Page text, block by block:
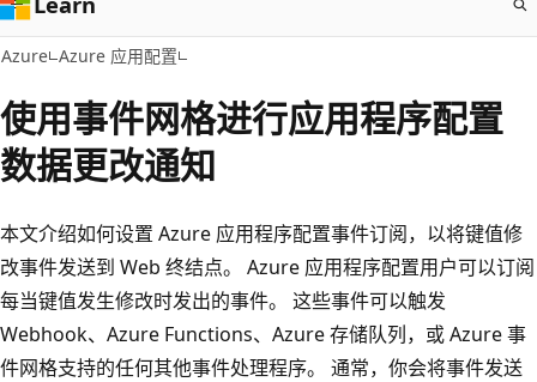
Azure Azure 应用配置
使用事件网格进行应用程序配置
数据更改通知
本文介绍如何设置 Azure 应用程序配置事件订阅，以将键值修
改事件发送到 Web 终结点。 Azure 应用程序配置用户可以订阅
每当键值发生修改时发出的事件。 这些事件可以触发
Webhook、Azure Functions、Azure 存储队列，或 Azure 事
件网格支持的任何其他事件处理程序。 通常，你会将事件发送